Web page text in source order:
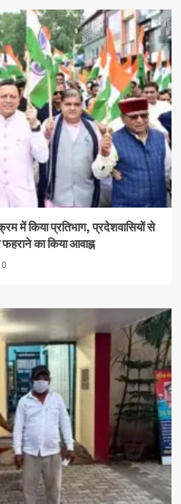
में किया प्रतिभाग, प्रदेशवासियों से
का किया आवाह्न
0